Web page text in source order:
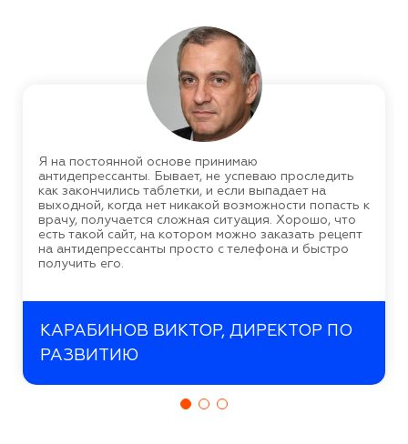
Я на постоянной основе принимаю
антидепрессанты. Бывает, не успеваю проследить
как закончились таблетки, и если выпадает на
выходной, когда нет никакой возможности попасть к
врачу, получается сложная ситуация. Хорошо, что
есть такой сайт, на котором можно заказать рецепт
на антидепрессанты просто с телефона и быстро
получить его.
КАРАБИНОВ ВИКТОР, ДИРЕКТОР ПО
РАЗВИТИЮ